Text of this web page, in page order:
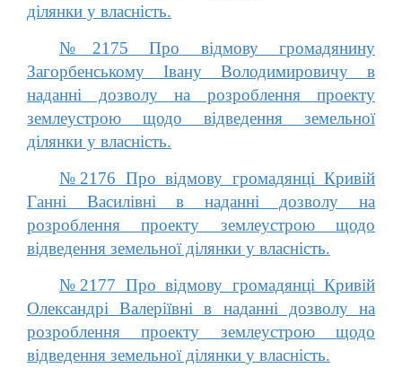
ділянки у власність.
№2175 Про відмову громадянину
Загорбенському Івану Володимировичу в
наданні дозволу на розроблення проекту
землеустрою щодо відведення земельної
ділянки у власність.
№2176 Про відмову громадянці Кривій
Ганні Василівні в наданні дозволу на
розроблення проекту землеустрою щодо
відведення земельної ділянки у власність.
№2177 Про відмову громадянці Кривій
Олександрі Валеріївні в наданні дозволу на
розроблення проекту землеустрою щодо
відведення земельної ділянки у власність.